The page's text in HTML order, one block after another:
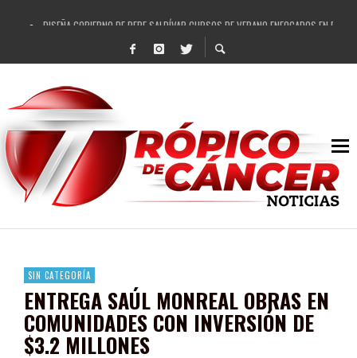
DISEÑA GOBIERNO DE PEPE SALDÍVAR CURSOS DE VERANO ENFOCADOS EN
REFRENDAN LOS 28 DELEGADOS Y 14 COMISARIADOS DE GUADALUPE APOYO A
FORTALECE GOBIERNO DE PEPE SALDÍVAR LA EDUCACIÓN EN LA ZACATECANA
GOBIERNO DE PEPE SALDÍVAR Y GRUPO FEMSA GENERAN MÁS DE 3 MIL EMPLEOS
CUARTA FERIA EXPO AGROPECUARIA TRAJO BENEFICIO DIRECTO A GUADALUPE:
RECONOCE PEPE SALDÍVAR A ARTISTA ZACATECANA VICTORIA HERNÁNDEZ
EGRESA GOBIERNO DE PEPE SALDÍVAR A 500 NUEVAS EMPRESARIAS
SON MUJERES GUADALUPENSES PRINCIPALES BENEFICIADAS DEL PROGRAMA
SIN CATEGORÍA
ENTREGA SAÚL MONREAL OBRAS EN
COMUNIDADES CON INVERSIÓN DE
$3.2 MILLONES